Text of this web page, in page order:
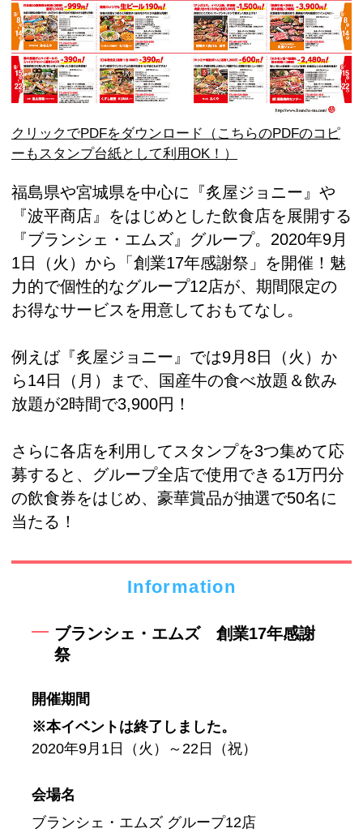
クリックでPDFをダウンロード（こちらのPDFのコピ
ーもスタンプ台紙として利用OK！）
福島県や宮城県を中心に『炙屋ジョニー』や
『波平商店』をはじめとした飲食店を展開する
『ブランシェ・エムズ』グループ。2020年9月
1日（火）から「創業17年感謝祭」を開催！魅
力的で個性的なグループ12店が、期間限定の
お得なサービスを用意しておもてなし。
例えば『炙屋ジョニー』では9月8日（火）か
ら14日（月）まで、国産牛の食べ放題＆飲み
放題が2時間で3,900円！
さらに各店を利用してスタンプを3つ集めて応
募すると、グループ全店で使用できる1万円分
の飲食券をはじめ、豪華賞品が抽選で50名に
当たる！
Information
ブランシェ・エムズ 創業17年感謝
祭
開催期間
※本イベントは終了しました。
2020年9月1日（火）～22日（祝）
会場名
ブランシェ・エムズ グループ12店